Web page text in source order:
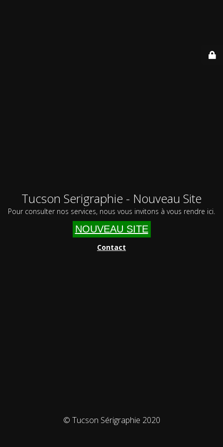
Tucson Serigraphie - Nouveau Site
Pour consulter nos services, nous vous invitons à vous rendre ici.
NOUVEAU SITE
Contact
© Tucson Sérigraphie 2020